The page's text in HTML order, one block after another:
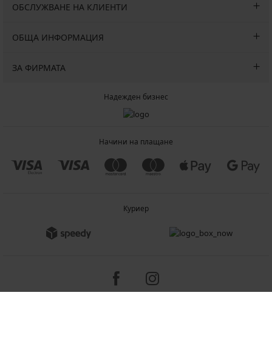
ОБСЛУЖВАНЕ НА КЛИЕНТИ
ОБЩА ИНФОРМАЦИЯ
ЗА ФИРМАТА
Надежден бизнес
Начини на плащане
Куриер